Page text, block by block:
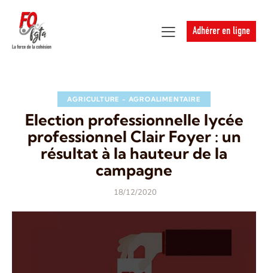
Adhérer en ligne
AGRICULTURE - AGROALIMENTAIRE
Election professionnelle lycée
professionnel Clair Foyer : un
résultat à la hauteur de la
campagne
18/12/2020